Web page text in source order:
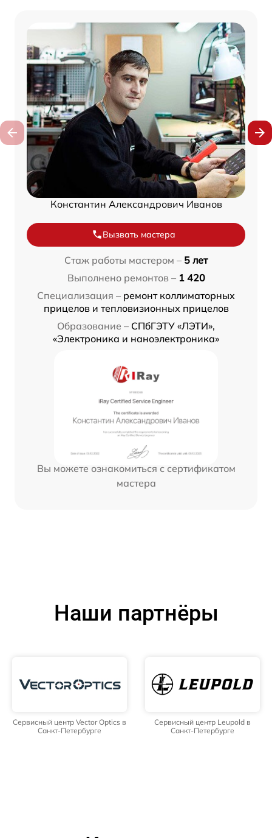
Константин Александрович Иванов
Вызвать мастера
Стаж работы мастером – 5 лет
Выполнено ремонтов – 1 420
Специализация – ремонт коллиматорных
прицелов и тепловизионных прицелов
Образование – СПбГЭТУ «ЛЭТИ»,
«Электроника и наноэлектроника»
Вы можете ознакомиться с сертификатом
мастера
Наши партнёры
Сервисный центр Vector Optics в
Санкт-Петербурге
Сервисный центр Leupold в
Санкт-Петербурге